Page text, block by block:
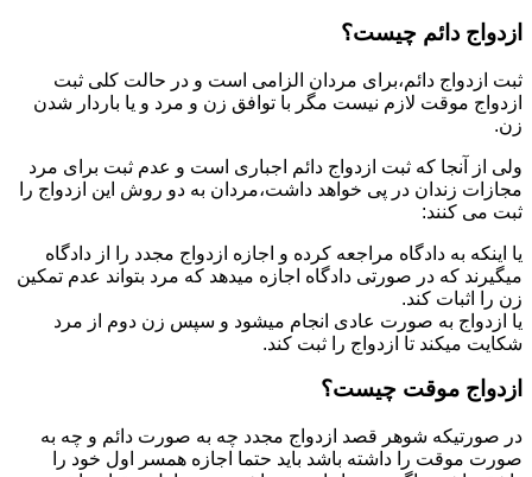
ازدواج دائم چیست؟
ثبت ازدواج دائم،برای مردان الزامی است و در حالت کلی ثبت
ازدواج موقت لازم نیست مگر با توافق زن و مرد و یا باردار شدن
زن.
ولی از آنجا که ثبت ازدواج دائم اجباری است و عدم ثبت برای مرد
مجازات زندان در پی خواهد داشت،مردان به دو روش این ازدواج را
ثبت می کنند:
یا اینکه به دادگاه مراجعه کرده و اجازه ازدواج مجدد را از دادگاه
میگیرند که در صورتی دادگاه اجازه میدهد که مرد بتواند عدم تمکین
زن را اثبات کند.
یا ازدواج به صورت عادی انجام میشود و سپس زن دوم از مرد
شکایت میکند تا ازدواج را ثبت کند.
ازدواج موقت چیست؟
در صورتیکه شوهر قصد ازدواج مجدد چه به صورت دائم و چه به
صورت موقت را داشته باشد باید حتما اجازه همسر اول خود را